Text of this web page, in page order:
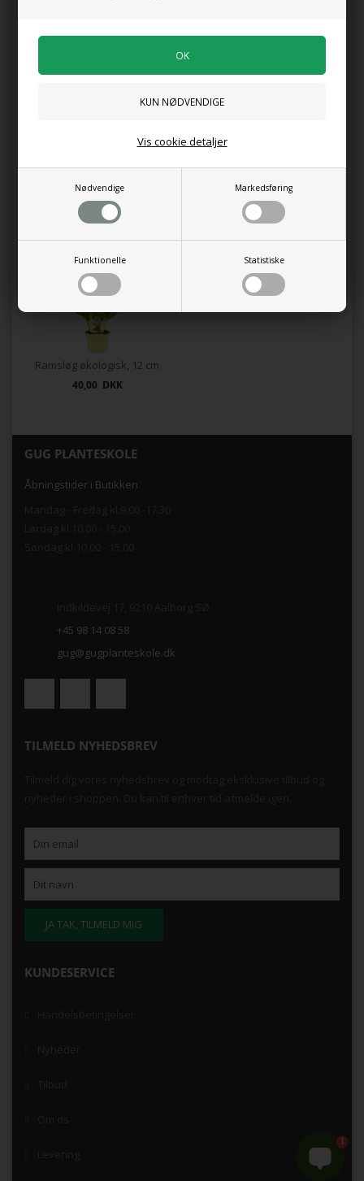
Nødvendige Markedsføring
Funktionelle Statistiske
Vis cookie detaljer
210,00DKK
Kunder købte også
Ramsløg økologisk, 12 cm
40,00 DKK
GUG PLANTESKOLE
Åbningstider i Butikken
+45 98 14 08 58
gug@gugplanteskole.dk
TILMELD NYHEDSBREV
KUNDESERVICE
1